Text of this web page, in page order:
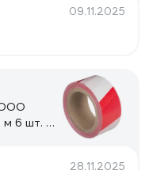
09.11.2025
ООО
6 шт. в
28.11.2025